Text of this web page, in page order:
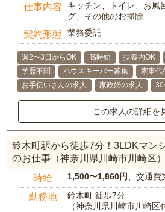
仕事内容
キッチン、トイレ、お風
グ、その他のお掃除
契約形態 業務委託
週2〜3日からOK 高時給 扶養内OK
学歴不問
ハウスキーパー募集
家事代
お手伝いさんの求人
家政婦の求人 30
この求人の詳細を
鈴木町駅から徒歩7分！3LDKマン
のお仕事（神奈川県川崎市川崎区）
時給 1,500〜1,860円、交通費
勤務地
鈴木町 徒歩7分
（神奈川県川崎市川崎区